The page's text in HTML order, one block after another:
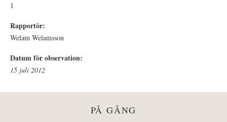
1
Rapportör:
Welam Welamsson
Datum för observation:
15 juli 2012
PÅ GÅNG